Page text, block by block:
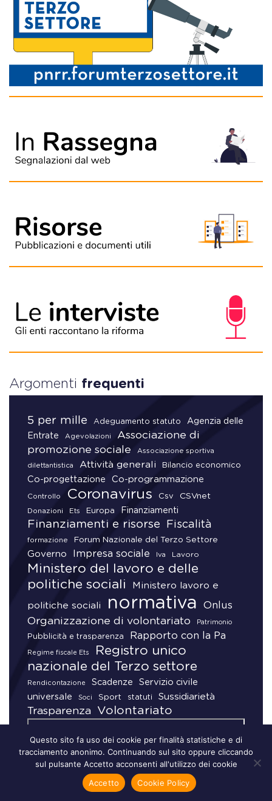
Argomenti frequenti
5 per mille Adeguamento statuto
Agenzia delle
Entrate
Agevolazioni
Associazione di
promozione sociale
Associazione sportiva
dilettantistica Attività generali Bilancio economico
Co-progettazione Co-programmazione
Controllo Coronavirus Csv CSVnet
Donazioni Ets Europa Finanziamenti
Finanziamenti e risorse Fiscalità
formazione Forum Nazionale del Terzo Settore
Governo Impresa sociale Iva Lavoro
Ministero del lavoro e delle
politiche sociali
Ministero lavoro e
politiche sociali normativa Onlus
Organizzazione di volontariato Patrimonio
Pubblicità e trasparenza Rapporto con la Pa
Regime fiscale Ets
Registro unico
nazionale del Terzo settore
Rendicontazione Scadenze
Servizio civile
universale
Soci Sport statuti Sussidiarietà
Trasparenza Volontariato
Questo sito fa uso dei cookie per finalità statistiche e di
tracciamento anonimo. Continuando sul sito oppure cliccando
sul pulsante Accetto acconsenti all'utilizzo dei cookie
Accetto
Cookie Policy